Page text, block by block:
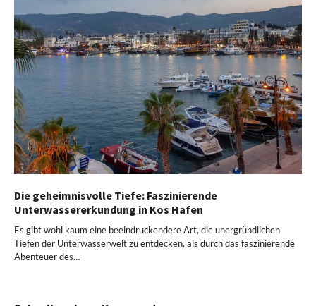
Die geheimnisvolle Tiefe: Faszinierende
Unterwassererkundung in Kos Hafen
Es gibt wohl kaum eine beeindruckendere Art, die unergründlichen
Tiefen der Unterwasserwelt zu entdecken, als durch das faszinierende
Abenteuer des…